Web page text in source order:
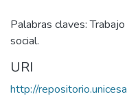
Palabras claves:
social.
URI
http://